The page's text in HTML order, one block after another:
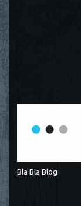
Bla Bla Blog